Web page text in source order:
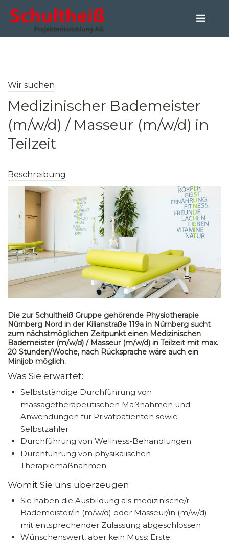
KAPITALANLEGER-SERVICE
ANLEIHE
KARRIERE
KONTAKT
Wir suchen
Medizinischer Bademeister
(m/w/d) / Masseur (m/w/d) in
Teilzeit
Beschreibung
Die zur Schultheiß Gruppe gehörende Physiotherapie
Nürnberg Nord in der Kilianstraße 119a in Nürnberg sucht
zum nächstmöglichen Zeitpunkt einen Medizinischen
Bademeister (m/w/d) / Masseur (m/w/d) in Teilzeit mit max.
20 Stunden/Woche, nach Rücksprache wäre auch ein
Minijob möglich.
Was Sie erwartet:
Selbstständige Durchführung von
massagetherapeutischen Maßnahmen und
Anwendungen für Privatpatienten sowie
Selbstzahler
Durchführung von Wellness-Behandlungen
Durchführung von physikalischen
Therapiemaßnahmen
Womit Sie uns überzeugen
Sie haben die Ausbildung als medizinische/r
Bademeister/in (m/w/d) oder Masseur/in (m/w/d)
mit entsprechender Zulassung abgeschlossen
Wünschenswert, aber kein Muss: Erste